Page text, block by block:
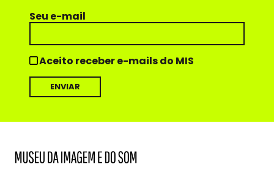
Seu e-mail
Aceito receber e-mails do MIS